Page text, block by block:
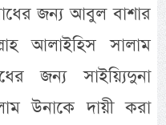
জন্য আবুল বাশার
আলাইহিস সালাম
জন্য সাইয়্যিদুনা
উনাকে দায়ী করা